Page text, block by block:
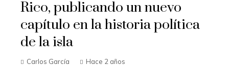
Rico, publicando un nuevo
capítulo en la historia política
de la isla
Carlos García Hace 2 años